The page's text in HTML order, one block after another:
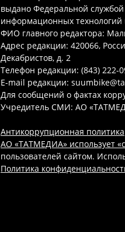
выдано Федеральной
информационных
ФИО главного редактора:
Адрес редакции: 420066,
Декабристов, д. 2
Телефон редакции: (843) 222-
E-mail редакции:
Для сообщений о фактах
Учредитель СМИ: АО
Антикоррупционная политика
АО «ТАТМЕДИА» использует
пользователей сайтом.
Политика